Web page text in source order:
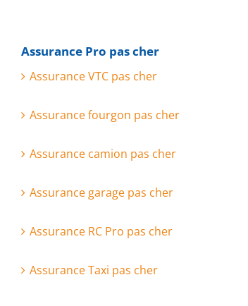
Assurance Pro pas cher
Assurance VTC pas cher
Assurance fourgon pas cher
Assurance camion pas cher
Assurance garage pas cher
Assurance RC Pro pas cher
Assurance Taxi pas cher